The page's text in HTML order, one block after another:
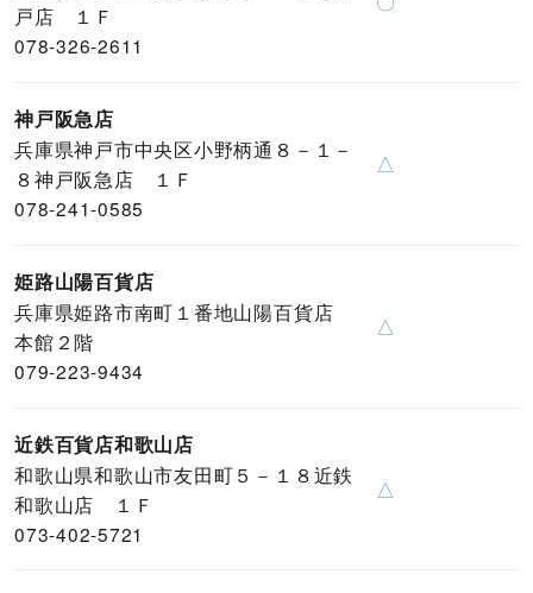
戸店 １Ｆ
078-326-2611
神戸阪急店
兵庫県神戸市中央区小野柄通８－１－
８神戸阪急店 １Ｆ
078-241-0585
△
姫路山陽百貨店
兵庫県姫路市南町１番地山陽百貨店
本館２階
079-223-9434
△
近鉄百貨店和歌山店
和歌山県和歌山市友田町５－１８近鉄
和歌山店 １Ｆ
073-402-5721
△